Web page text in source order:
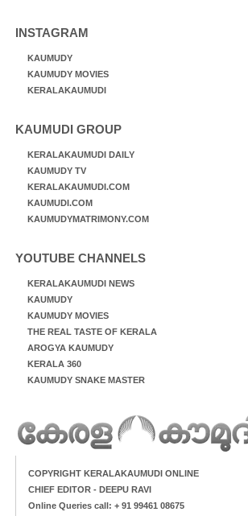
INSTAGRAM
KAUMUDY
KAUMUDY MOVIES
KERALAKAUMUDI
KAUMUDI GROUP
KERALAKAUMUDI DAILY
KAUMUDY TV
KERALAKAUMUDI.COM
KAUMUDI.COM
KAUMUDYMATRIMONY.COM
YOUTUBE CHANNELS
KERALAKAUMUDI NEWS
KAUMUDY
KAUMUDY MOVIES
THE REAL TASTE OF KERALA
AROGYA KAUMUDY
KERALA 360
KAUMUDY SNAKE MASTER
COPYRIGHT KERALAKAUMUDI ONLINE
CHIEF EDITOR - DEEPU RAVI
Online Queries call: + 91 99461 08675